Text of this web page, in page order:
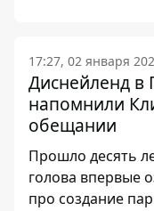
17:27, 02 января
Диснейленд в
напомнили
обещании
Прошло десять
голова впервые
про создание